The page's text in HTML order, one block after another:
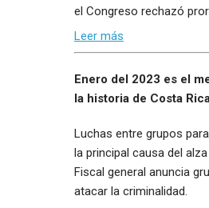
el Congreso rechazó
Leer más
Enero del 2023 es el
la historia de Costa
Luchas entre grupos
la principal causa del
Fiscal general anuncia
atacar la criminalidad.